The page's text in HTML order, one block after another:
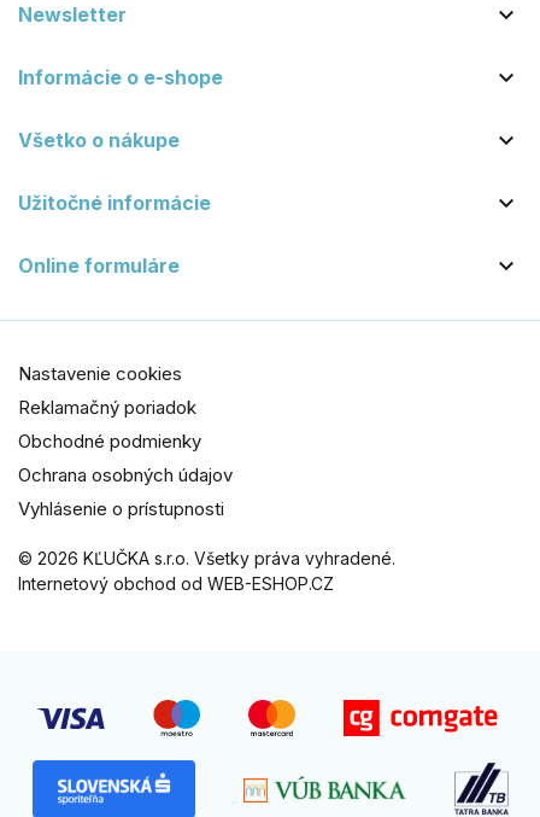
Newsletter 
Informácie o e-shope 
Všetko o nákupe 
Užitočné informácie 
Online formuláre 
© 2026 KĽUČKA s.r.o. Všetky práva vyhradené.
Internetový obchod od WEB-ESHOP.CZ
Nastavenie cookies
Reklamačný poriadok
Obchodné podmienky
Ochrana osobných údajov
Vyhlásenie o prístupnosti